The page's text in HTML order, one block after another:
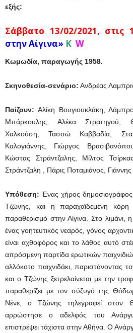
εξής:
Σάββατο 13/02/2021, στις
στην Αίγινα» K W
Κωμωδία, παραγωγής 1958.
Σκηνοθεσία-σενάριο: Ανδρέας
Παίζουν:Αλίκη Βουγιουκλάκη,
Μπάρκουλης, Αλέκα Στρατηγού,
Χαλκούση, Τασσώ Καββαδία,
Καλογιάννης, Γιώργος
Κώστας Στράντζαλης, Μίλτος
Στράντζαλη , Πάρις Ποταμιάνος, Γιάννης
Υπόθεση: Ένας χήρος δημοσιογράφος
Τζώνης, και η παραχαϊδεμένη κόρη
παραθερισμό στην Αίγινα. Στο λιμάνι,
ένας γοητευτικός νεαρός, γόνος
είναι αχθοφόρος και το λάθος αυτό
απρόσμενη παρτίδα ερωτικών
αλλόκοτο παιχνιδάκι, παριστάνοντας
και ο Τζώνης ξετρελαίνεται με την
παραθερίζει με τον σύζυγό της
Νένε, ο Τζώνης τηλεγραφεί στον
αρρώστησε ο αδελφός του
επιστρέψει τάχιστα στην Αθήνα. Ο